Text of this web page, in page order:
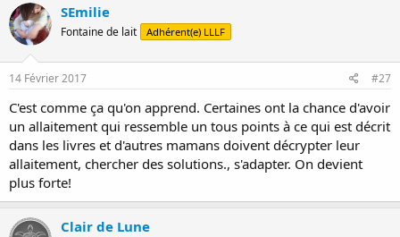
SEmilie
Fontaine de lait Adhérent(e) LLLF
14 Février 2017 #27
C'est comme ça qu'on apprend. Certaines ont la chance d'avoir
un allaitement qui ressemble un tous points à ce qui est décrit
dans les livres et d'autres mamans doivent décrypter leur
allaitement, chercher des solutions., s'adapter. On devient
plus forte!
Clair de Lune